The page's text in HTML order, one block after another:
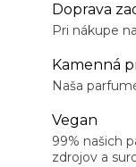
Doprava
Pri nákupe
Kamenná
Naša
Vegan
99% našich
zdrojov a